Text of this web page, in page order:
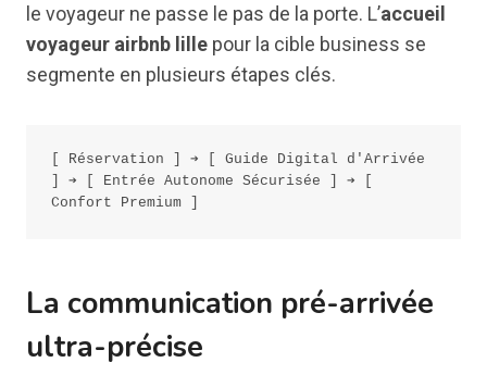
le voyageur ne passe le pas de la porte. L’accueil
voyageur airbnb lille pour la cible business se
segmente en plusieurs étapes clés.
[ Réservation ] ➔ [ Guide Digital d'Arrivée
] ➔ [ Entrée Autonome Sécurisée ] ➔ [
La communication pré-arrivée
ultra-précise